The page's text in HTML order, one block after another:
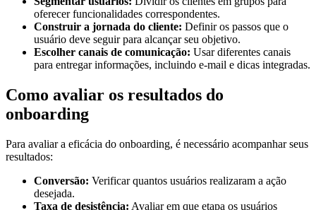
oferecer funcionalidades correspondentes.
Construir a jornada do cliente: Definir os passos que o
usuário deve seguir para alcançar seu objetivo.
Escolher canais de comunicação: Usar diferentes canais
para entregar informações, incluindo e-mail e dicas integradas.
Como avaliar os resultados do
onboarding
Para avaliar a eficácia do onboarding, é necessário acompanhar seus
resultados:
Conversão: Verificar quantos usuários realizaram a ação
desejada.
Taxa de desistência: Avaliar em que etapa os usuários